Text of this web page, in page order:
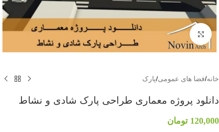
بزرگنمایی تصویر
خانه/فضا های عمومی/پارک
دانلود پروژه معماری طراحی پارک شادی و نشاط
120,000 تومان